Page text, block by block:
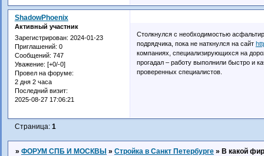
ShadowPhoenix
Активный участник
Зарегистрирован: 2024-01-23
Приглашений: 0
Сообщений: 747
Уважение: [+0/-0]
Провел на форуме:
2 дня 2 часа
Последний визит:
2025-08-27 17:06:21
Столкнулся с необходимостью
подрядчика, пока не наткнулся на сайт
компаниях, специализирующихся на
прогадал – работу выполнили быстро и
проверенных специалистов.
Страница: 1
» ФОРУМ СПБ И МОСКВЫ » Стройка в Санкт Петербурге » В какой